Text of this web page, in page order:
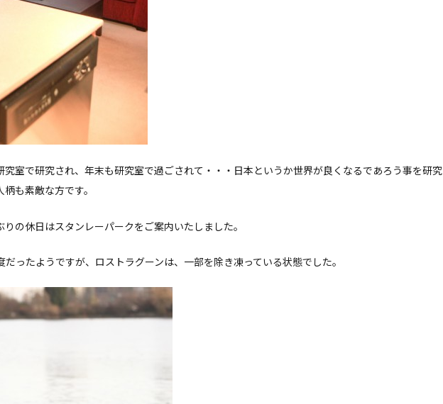
究室で研究され、年末も研究室で過ごされて・・・日本というか世界が良くなるであろう事を研究
も素敵な方です。
りの休日はスタンレーパークをご案内いたしました。
だったようですが、ロストラグーンは、一部を除き凍っている状態でした。